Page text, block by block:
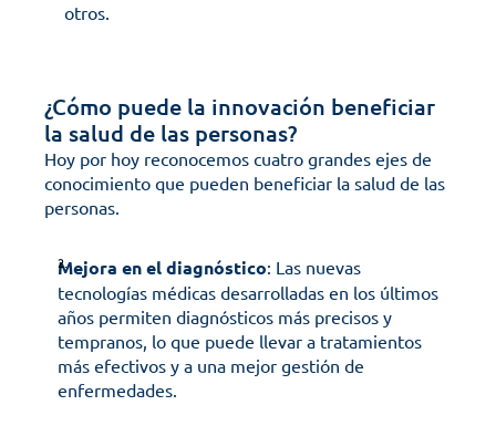
otros.
¿Cómo puede la innovación beneficiar
la salud de las personas?
Hoy por hoy reconocemos cuatro grandes ejes de
conocimiento que pueden beneficiar la salud de las
personas.
Mejora en el diagnóstico: Las nuevas
tecnologías médicas desarrolladas en los últimos
años permiten diagnósticos más precisos y
tempranos, lo que puede llevar a tratamientos
más efectivos y a una mejor gestión de
enfermedades.